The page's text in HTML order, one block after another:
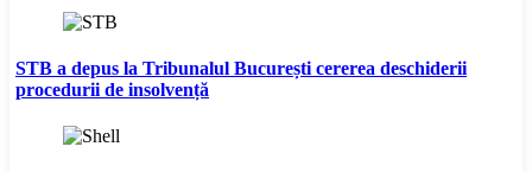
STB a depus la Tribunalul București cererea deschiderii
procedurii de insolvență